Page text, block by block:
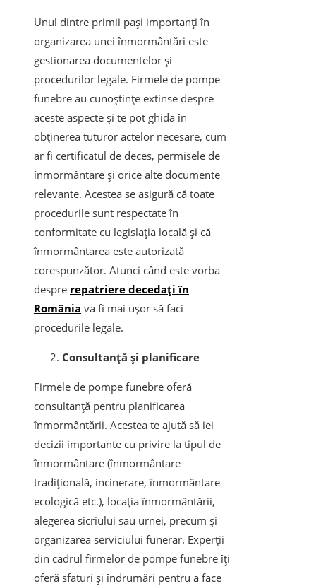
Unul dintre primii pași importanți în
organizarea unei înmormântări este
gestionarea documentelor și
procedurilor legale. Firmele de pompe
funebre au cunoștințe extinse despre
aceste aspecte și te pot ghida în
obținerea tuturor actelor necesare, cum
ar fi certificatul de deces, permisele de
înmormântare și orice alte documente
relevante. Acestea se asigură că toate
procedurile sunt respectate în
conformitate cu legislația locală și că
înmormântarea este autorizată
corespunzător. Atunci când este vorba
despre repatriere decedați în
România va fi mai ușor să faci
procedurile legale.
Consultanță și planificare
Firmele de pompe funebre oferă
consultanță pentru planificarea
înmormântării. Acestea te ajută să iei
decizii importante cu privire la tipul de
înmormântare (înmormântare
tradițională, incinerare, înmormântare
ecologică etc.), locația înmormântării,
alegerea sicriului sau urnei, precum și
organizarea serviciului funerar. Experții
din cadrul firmelor de pompe funebre îți
oferă sfaturi și îndrumări pentru a face